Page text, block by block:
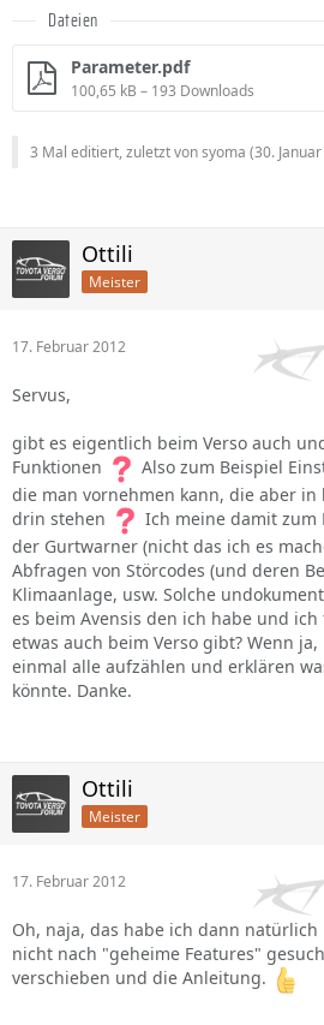
Dateien
Parameter.pdf
100,65 kB – 193 Downloads
3 Mal editiert, zuletzt von syoma (30.
Ottili
Meister
17. Februar 2012
Servus,
gibt es eigentlich beim Verso auch
Funktionen
Also zum Beispiel
die man vornehmen kann, die aber
drin stehen
Ich meine damit zum
der Gurtwarner (nicht das ich es
Abfragen von Störcodes (und deren
Klimaanlage, usw. Solche
es beim Avensis den ich habe und
etwas auch beim Verso gibt? Wenn
einmal alle aufzählen und erklären
könnte. Danke.
Ottili
Meister
17. Februar 2012
Oh, naja, das habe ich dann
nicht nach "geheime Features"
verschieben und die Anleitung.